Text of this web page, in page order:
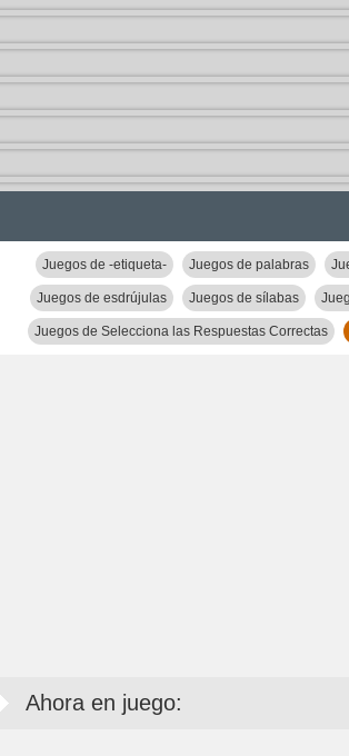
Juegos de -etiqueta- Juegos de palabras
Juegos de esdrújulas Juegos de sílabas
Juegos de Selecciona las Respuestas Correctas
Ahora en juego: